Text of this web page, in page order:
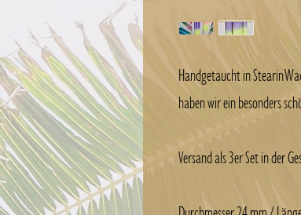
Handgetaucht in Stearin
haben wir ein besonders
Versand als 3er Set in der